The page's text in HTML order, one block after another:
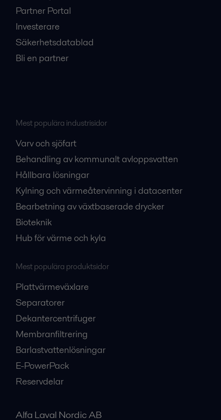
Partner Portal
Investerare
Säkerhetsdatablad
Bli en partner
Mest populära industrisidor
Varv och sjöfart
Behandling av kommunalt avloppsvatten
Hållbara lösningar
Kylning och värmeåtervinning i datacenter
Bearbetning av växtbaserade drycker
Bioteknik
Hub för värme och kyla
Mest populära produktsidor
Plattvärmeväxlare
Separatorer
Dekantercentrifuger
Membranfiltrering
Barlastvattenlösningar
E-PowerPack
Reservdelar
Alfa Laval Nordic AB